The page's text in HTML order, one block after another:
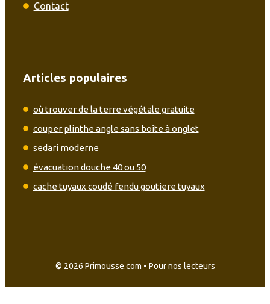
Contact
Articles populaires
où trouver de la terre végétale gratuite
couper plinthe angle sans boîte à onglet
sedari moderne
évacuation douche 40 ou 50
cache tuyaux coudé fendu goutiere tuyaux
© 2026 Primousse.com • Pour nos lecteurs